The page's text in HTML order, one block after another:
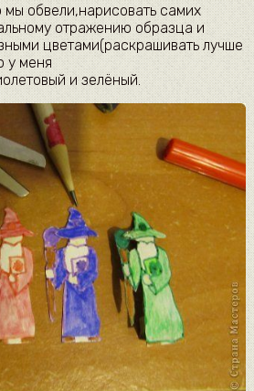
мы обвели,нарисовать самих
отражению образца и
цветами(раскрашивать лучше
у меня
и зелёный.